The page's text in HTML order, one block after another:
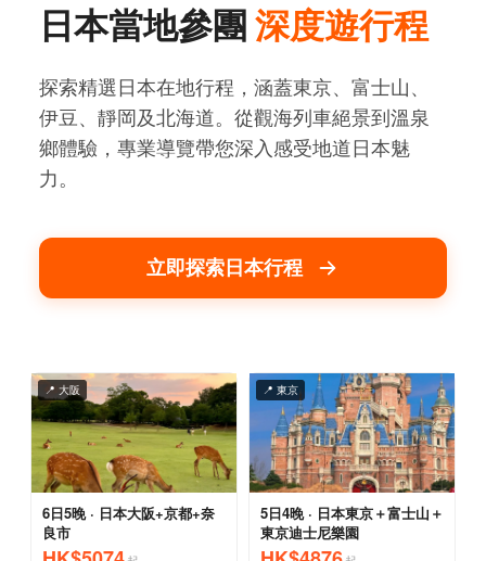
日本當地參團 深度遊行程
探索精選日本在地行程，涵蓋東京、富士山、
伊豆、靜岡及北海道。從觀海列車絕景到溫泉
鄉體驗，專業導覽帶您深入感受地道日本魅
力。
立即探索日本行程